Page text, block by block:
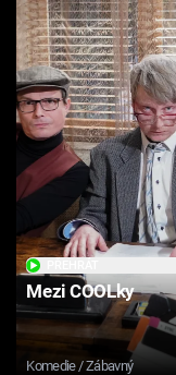
Mezi COOLky
Komedie / Zábavný